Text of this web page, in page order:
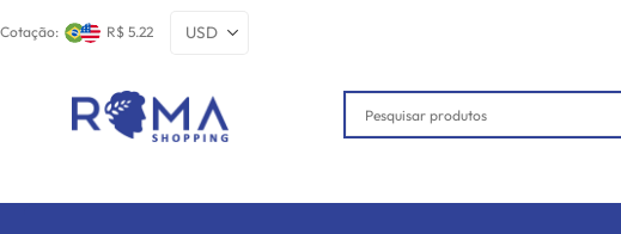
Cotação: R$ 5.22